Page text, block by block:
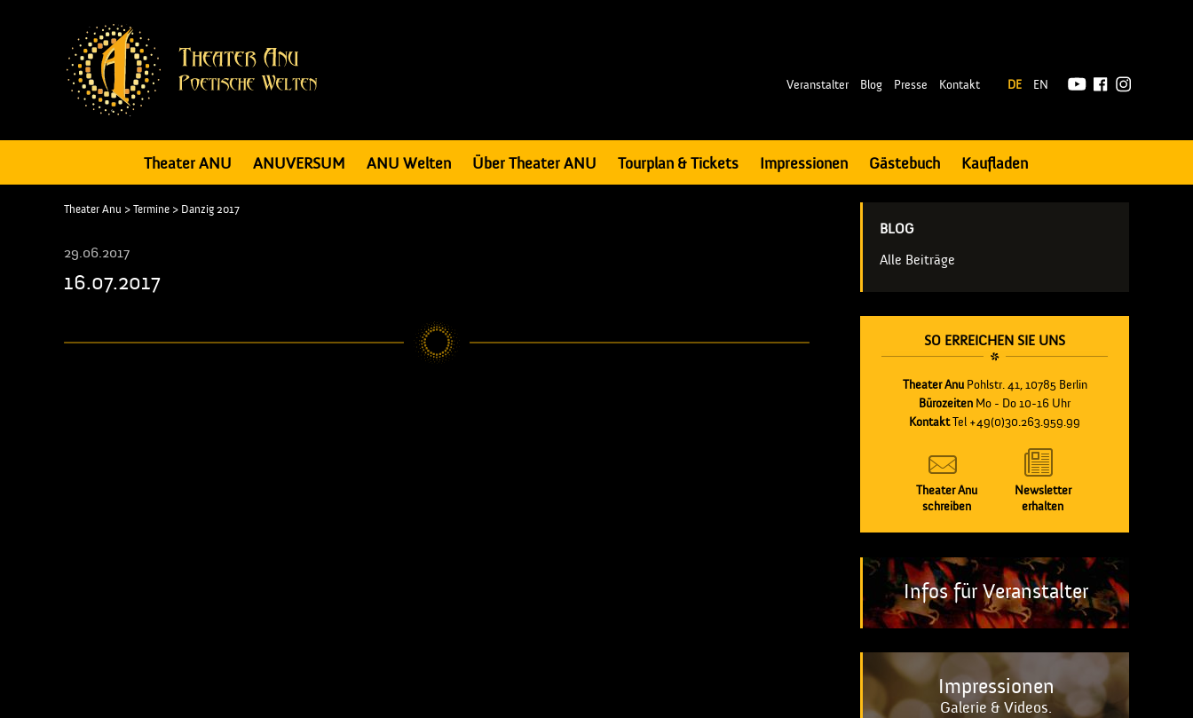
Veranstalter Blog Presse Kontakt DE EN
Theater ANU ANUVERSUM ANU Welten Über Theater ANU Tourplan & Tickets Impressionen Gästebuch Kaufladen
BLOG
Alle Beiträge
SO ERREICHEN SIE UNS
Theater AnuPohlstr. 41, 10785 Berlin
Bürozeiten Mo - Do 10-16 Uhr
KontaktTel +49(0)30.263.959.99
Theater Anu
schreiben
Newsletter
erhalten
Infos für Veranstalter
Impressionen
Galerie & Videos.
Theater Anu > Termine > Danzig 2017
29.06.2017
16.07.2017